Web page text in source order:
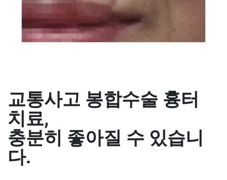
교통사고 봉합수술 흉터
치료,
충분히 좋아질 수 있습니
다.